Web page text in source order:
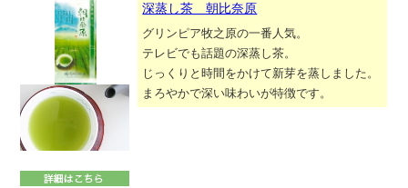
深蒸し茶 朝比奈原
グリンピア牧之原の一番人気。
テレビでも話題の深蒸し茶。
じっくりと時間をかけて新芽を蒸しました。
まろやかで深い味わいが特徴です。